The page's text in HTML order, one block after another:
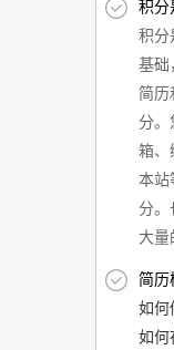
积分
积分
基础
简历
分。
箱、
本站
分。
大量
简历
如何
如何